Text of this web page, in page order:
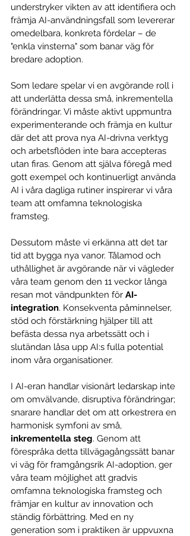
understryker vikten av att identifiera och
främja AI-användningsfall som levererar
omedelbara, konkreta fördelar – de
"enkla vinsterna" som banar väg för
bredare adoption.
Som ledare spelar vi en avgörande roll i
att underlätta dessa små, inkrementella
förändringar. Vi måste aktivt uppmuntra
experimenterande och främja en kultur
där det att prova nya AI-drivna verktyg
och arbetsflöden inte bara accepteras
utan firas. Genom att själva föregå med
gott exempel och kontinuerligt använda
AI i våra dagliga rutiner inspirerar vi våra
team att omfamna teknologiska
framsteg.
Dessutom måste vi erkänna att det tar
tid att bygga nya vanor. Tålamod och
uthållighet är avgörande när vi vägleder
våra team genom den 11 veckor långa
resan mot vändpunkten för AI-
integration. Konsekventa påminnelser,
stöd och förstärkning hjälper till att
befästa dessa nya arbetssätt och i
slutändan låsa upp AI:s fulla potential
inom våra organisationer.
I AI-eran handlar visionärt ledarskap inte
om omvälvande, disruptiva förändringar;
snarare handlar det om att orkestrera en
harmonisk symfoni av små,
inkrementella steg. Genom att
förespråka detta tillvägagångssätt banar
vi väg för framgångsrik AI-adoption, ger
våra team möjlighet att gradvis
omfamna teknologiska framsteg och
främjar en kultur av innovation och
ständig förbättring. Med en ny
generation som i praktiken är uppvuxna